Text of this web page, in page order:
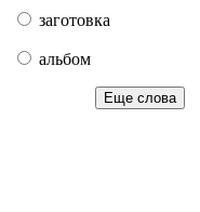
заготовка
альбом
Еще слова